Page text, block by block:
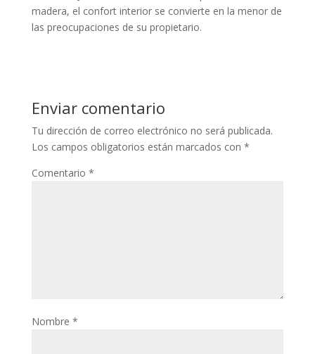
madera, el confort interior se convierte en la menor de
las preocupaciones de su propietario.
Enviar comentario
Tu dirección de correo electrónico no será publicada.
Los campos obligatorios están marcados con *
Comentario *
Nombre *